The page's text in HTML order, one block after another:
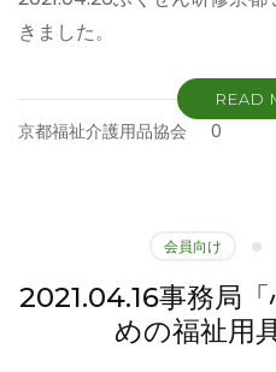
きました。
READ
京都福祉介護用品協会 0
会員向け
2021.04.16事務局
めの福祉用